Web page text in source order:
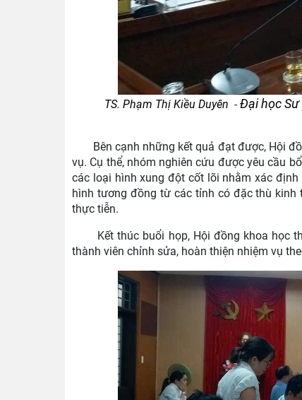
TS. Phạm Thị Kiều Duyên - Đại học
Bên cạnh những kết quả đạt được, Hội
vụ. Cụ thể, nhóm nghiên cứu được yêu cầu
các loại hình xung đột cốt lõi nhằm xác
hình tương đồng từ các tỉnh có đặc thù kinh
thực tiễn.
Kết thúc buổi họp, Hội đồng khoa học
thành viên chỉnh sửa, hoàn thiện nhiệm vụ